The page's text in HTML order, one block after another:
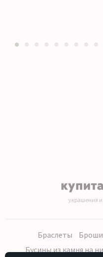
украшения
Браслеты Броши
Бусины из камня на